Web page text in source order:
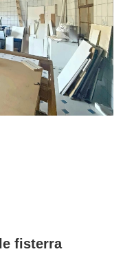
fisterra